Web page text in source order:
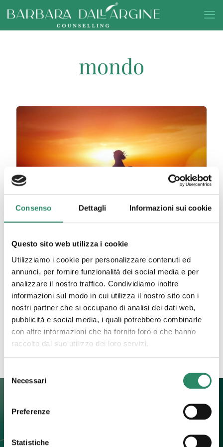
Consenso Dettagli Informazioni sui cookie
Questo sito web utilizza i cookie
Utilizziamo i cookie per personalizzare contenuti ed
annunci, per fornire funzionalità dei social media e per
analizzare il nostro traffico. Condividiamo inoltre
informazioni sul modo in cui utilizza il nostro sito con i
nostri partner che si occupano di analisi dei dati web,
pubblicità e social media, i quali potrebbero combinarle
con altre informazioni che ha fornito loro o che hanno
raccolto dal suo utilizzo dei loro servizi.
delNecessari
Preferenze
Statistiche
mondo
Rabbia
Ti immagino fiera, bella, consapevole e audace.
mostrare, in un gioco di vedo e non vedo,[…]
Leggi tutto